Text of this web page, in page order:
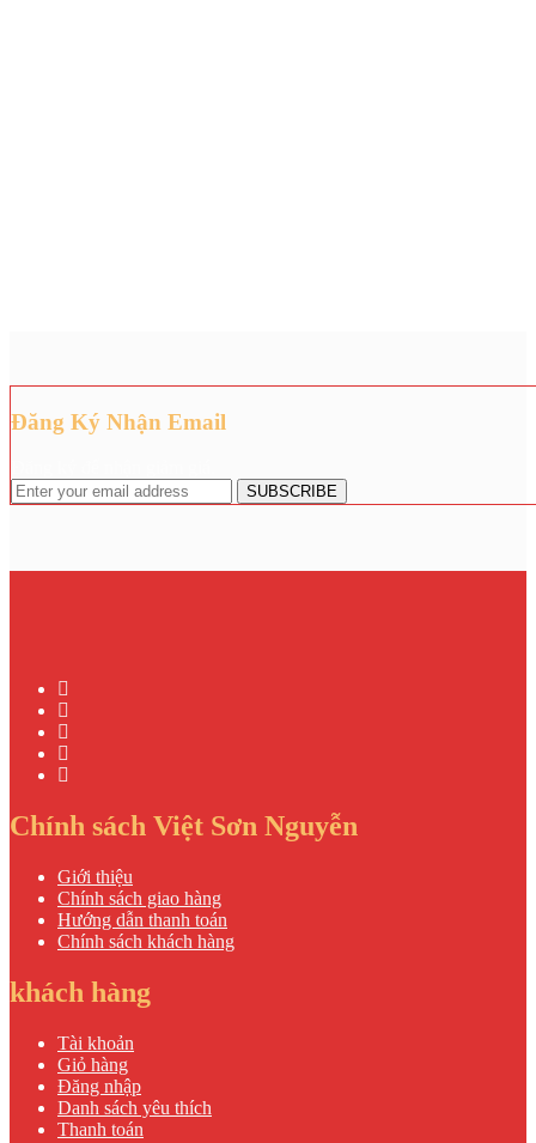
Đăng Ký Nhận Email
Chính sách Việt Sơn Nguyễn
Giới thiệu
Chính sách giao hàng
Hướng dẫn thanh toán
Chính sách khách hàng
khách hàng
Tài khoản
Giỏ hàng
Đăng nhập
Danh sách yêu thích
Thanh toán